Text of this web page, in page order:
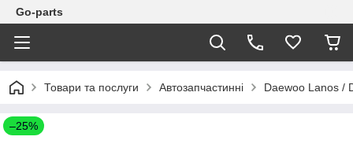
Go-parts
Товари та послуги Автозапчастинні Daewoo Lanos /
–25%